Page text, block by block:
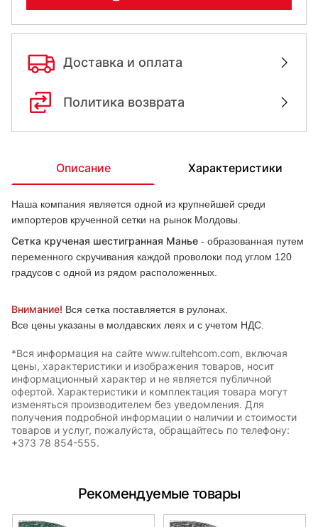
Доставка и оплата
Политика возврата
Описание Характеристики
Наша компания является одной из крупнейшей среди
импортеров крученной сетки на рынок Молдовы.
Сетка крученая шестигранная Манье - образованная путем
переменного скручивания каждой проволоки под углом 120
градусов с одной из рядом расположенных.
Внимание! Вся сетка поставляется в рулонах.
Все цены указаны в молдавских леях и с учетом НДС.
*Вся информация на сайте www.rultehcom.com, включая
цены, характеристики и изображения товаров, носит
информационный характер и не является публичной
офертой. Характеристики и комплектация товара могут
изменяться производителем без уведомления. Для
получения подробной информации о наличии и стоимости
товаров и услуг, пожалуйста, обращайтесь по телефону:
+373 78 854-555.
Рекомендуемые товары